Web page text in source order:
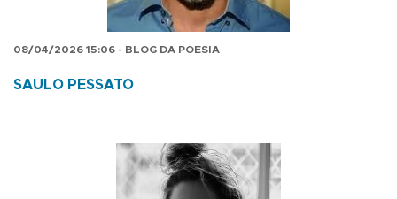
08/04/2026 15:06 - BLOG DA POESIA
SAULO PESSATO